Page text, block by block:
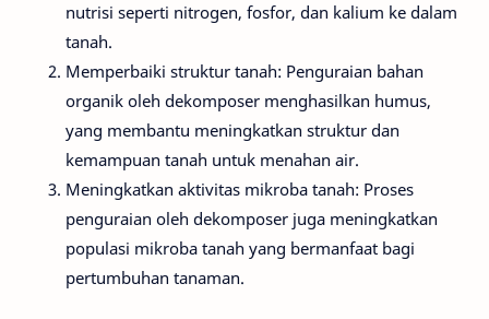
nutrisi seperti nitrogen, fosfor, dan kalium ke dalam
tanah.
Memperbaiki struktur tanah: Penguraian bahan
organik oleh dekomposer menghasilkan humus,
yang membantu meningkatkan struktur dan
kemampuan tanah untuk menahan air.
Meningkatkan aktivitas mikroba tanah: Proses
penguraian oleh dekomposer juga meningkatkan
populasi mikroba tanah yang bermanfaat bagi
pertumbuhan tanaman.